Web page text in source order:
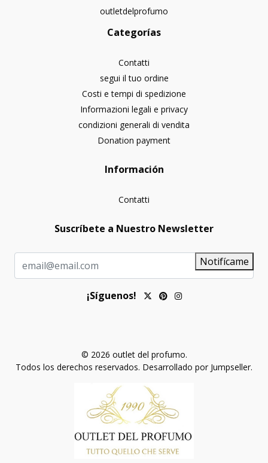
outletdelprofumo
Categorías
Contatti
segui il tuo ordine
Costi e tempi di spedizione
Informazioni legali e privacy
condizioni generali di vendita
Donation payment
Información
Contatti
Suscríbete a Nuestro Newsletter
Notifícame
¡Síguenos!
© 2026 outlet del profumo.
Todos los derechos reservados. Desarrollado por Jumpseller.